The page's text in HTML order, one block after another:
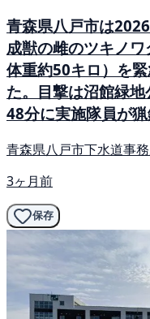
青森県八戸市は
成獣の雌のツキノワ
体重約50キロ）を
た。目撃は沼館緑
48分に実施隊員が猟
青森県八戸市下水道事
3ヶ月前
保存